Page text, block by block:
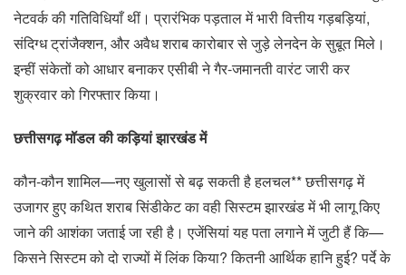
नेटवर्क की गतिविधियाँ थीं। प्रारंभिक पड़ताल में भारी वित्तीय गड़बड़ियां,
संदिग्ध ट्रांजैक्शन, और अवैध शराब कारोबार से जुड़े लेनदेन के सुबूत मिले।
इन्हीं संकेतों को आधार बनाकर एसीबी ने गैर-जमानती वारंट जारी कर
शुक्रवार को गिरफ्तार किया।
छत्तीसगढ़ मॉडल की कड़ियां झारखंड में
कौन-कौन शामिल—नए खुलासों से बढ़ सकती है हलचल** छत्तीसगढ़ में
उजागर हुए कथित शराब सिंडीकेट का वही सिस्टम झारखंड में भी लागू किए
जाने की आशंका जताई जा रही है। एजेंसियां यह पता लगाने में जुटी हैं कि—
किसने सिस्टम को दो राज्यों में लिंक किया? कितनी आर्थिक हानि हुई? पर्दे के